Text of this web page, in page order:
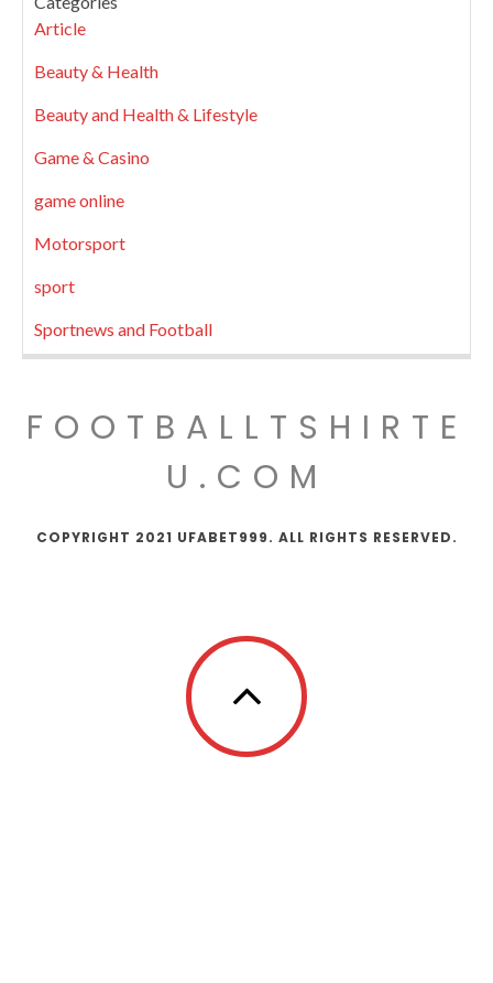
Article
Beauty & Health
Beauty and Health & Lifestyle
Game & Casino
game online
Motorsport
sport
Sportnews and Football
FOOTBALLTSHIRTE
U.COM
COPYRIGHT 2021 UFABET999. ALL RIGHTS RESERVED.